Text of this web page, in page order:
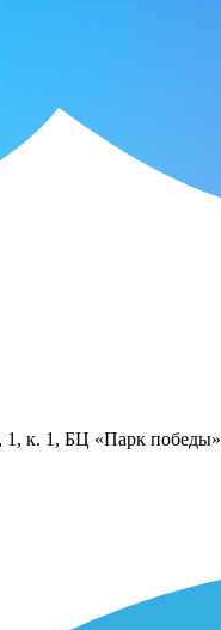
1, к. 1, БЦ «Парк победы»